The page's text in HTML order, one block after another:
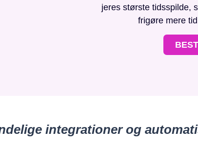
jeres største tidsspilde,
frigøre mere
integrationer og